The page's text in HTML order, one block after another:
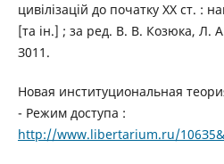
цивілізацій до початку ХХ ст. :
[та ін.] ; за ред. В. В. Козюка, Л.
З011.
Новая институциональная
- Режим доступа :
http://www.libertarium.ru/